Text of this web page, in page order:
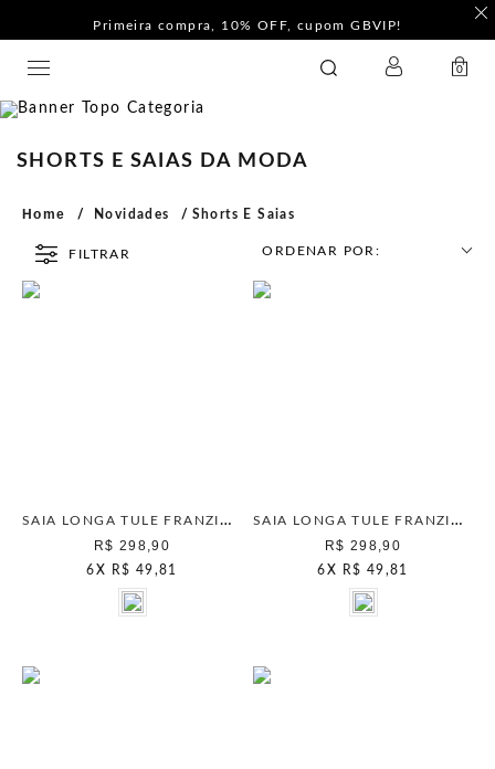
Primeira compra, 10% OFF, cupom GBVIP!
0
SHORTS E SAIAS DA MODA
Home Novidades Shorts E Saias
FILTRAR ORDENAR POR:
SAIA LONGA TULE FRANZIDO CAMELO
R$ 298,90
6 X R$ 49,81
SAIA LONGA TULE FRANZIDO DARK BROWN
R$ 298,90
6 X R$ 49,81